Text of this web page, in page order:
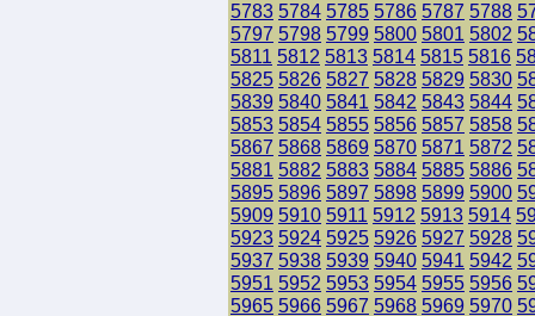
5783 5784 5785 5786 5787 5788
5797 5798 5799 5800 5801 5802
5811 5812 5813 5814 5815 5816
5825 5826 5827 5828 5829 5830
5839 5840 5841 5842 5843 5844
5853 5854 5855 5856 5857 5858
5867 5868 5869 5870 5871 5872
5881 5882 5883 5884 5885 5886
5895 5896 5897 5898 5899 5900
5909 5910 5911 5912 5913 5914
5923 5924 5925 5926 5927 5928
5937 5938 5939 5940 5941 5942
5951 5952 5953 5954 5955 5956
5965 5966 5967 5968 5969 5970